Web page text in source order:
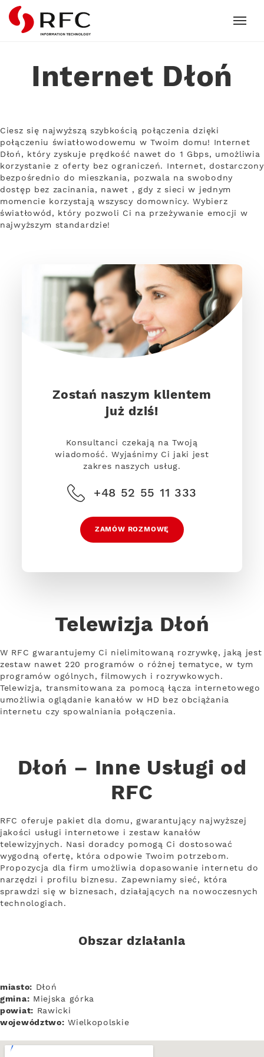
RFC
Internet Dłoń
Ciesz się najwyższą szybkością połączenia dzięki
połączeniu światłowodowemu w Twoim domu! Internet
Dłoń, który zyskuje prędkość nawet do 1 Gbps, umożliwia
korzystanie z oferty bez ograniczeń. Internet, dostarczony
bezpośrednio do mieszkania, pozwala na swobodny
dostęp bez zacinania, nawet , gdy z sieci w jednym
momencie korzystają wszyscy domownicy. Wybierz
światłowód, który pozwoli Ci na przeżywanie emocji w
najwyższym standardzie!
Zostań naszym klientem
już dziś!
Konsultanci czekają na Twoją
wiadomość. Wyjaśnimy Ci jaki jest
zakres naszych usług.
+48 52 55 11 333
ZAMÓW ROZMOWĘ
Telewizja Dłoń
W RFC gwarantujemy Ci nielimitowaną rozrywkę, jaką jest
zestaw nawet 220 programów o różnej tematyce, w tym
programów ogólnych, filmowych i rozrywkowych.
Telewizja, transmitowana za pomocą łącza internetowego
umożliwia oglądanie kanałów w HD bez obciążania
internetu czy spowalniania połączenia.
Dłoń – Inne Usługi od
RFC
RFC oferuje pakiet dla domu, gwarantujący najwyższej
jakości usługi internetowe i zestaw kanałów
telewizyjnych. Nasi doradcy pomogą Ci dostosować
wygodną ofertę, która odpowie Twoim potrzebom.
Propozycja dla firm umożliwia dopasowanie internetu do
narzędzi i profilu biznesu. Zapewniamy sieć, która
sprawdzi się w biznesach, działających na nowoczesnych
technologiach.
Obszar działania
miasto: Dłoń
gmina: Miejska górka
powiat: Rawicki
województwo: Wielkopolskie